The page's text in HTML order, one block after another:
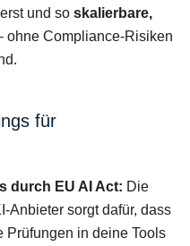
und so skalierbare,
ohne Compliance-Risiken
für
durch EU AI Act: Die
Anbieter sorgt dafür, dass
Prüfungen in deine Tools